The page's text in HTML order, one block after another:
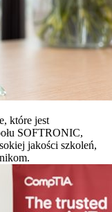
które jest
SOFTRONIC,
jakości szkoleń,